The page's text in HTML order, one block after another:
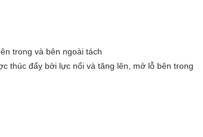
trong và bên ngoài tách
thúc đẩy bởi lực nổi và tăng lên, mở lỗ bên trong